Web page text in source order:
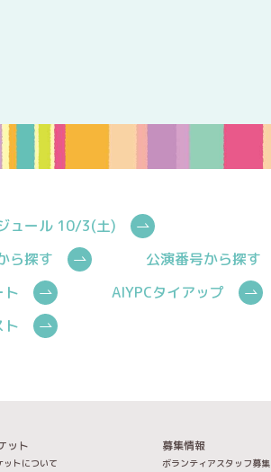
ュール 10/3(土)
ら探す
公演番号から探す
ト
AIYPCタイアップ
ト
ット
ットについて
募集情報
ボランティアスタッフ募集